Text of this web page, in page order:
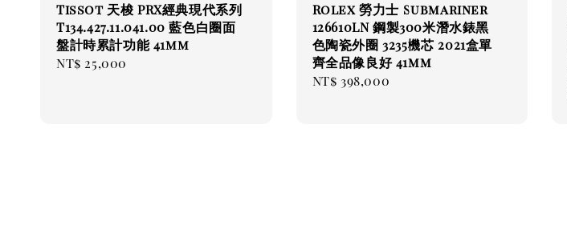
Tissot 天梭 PRX經典現代系列
T134.427.11.041.00 藍色白圈面
盤計時累計功能 41mm
Regular
NT$ 25,000
Rolex 勞力士 Submariner
126610LN 鋼製300米潛水錶黑
色陶瓷外圈 3235機芯 2021盒單
齊全品像良好 41mm
Regular
NT$ 398,000